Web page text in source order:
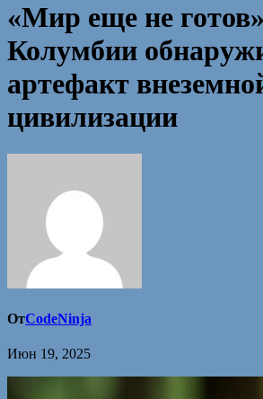
«Мир еще не
Колумбии
артефакт
цивилизации
ОтCodeNinja
Июн 19, 2025